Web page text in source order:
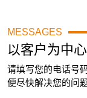
MESSAGES
以客户为中心
请填写您的电话号
便尽快解决您的问题